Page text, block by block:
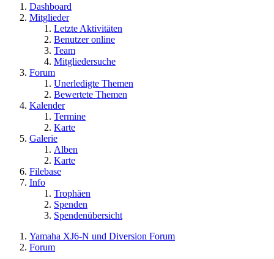
Dashboard
Mitglieder
Letzte Aktivitäten
Benutzer online
Team
Mitgliedersuche
Forum
Unerledigte Themen
Bewertete Themen
Kalender
Termine
Karte
Galerie
Alben
Karte
Filebase
Info
Trophäen
Spenden
Spendenübersicht
Yamaha XJ6-N und Diversion Forum
Forum